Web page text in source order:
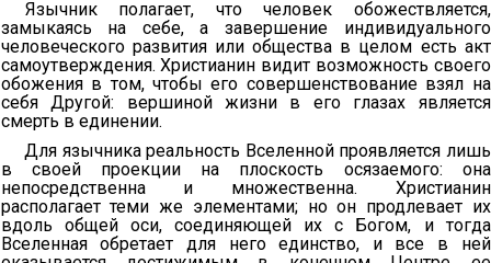
Язычник полагает, что человек обожествляется,
замыкаясь на себе, а завершение индивидуального
человеческого развития или общества в целом есть акт
самоутверждения. Христианин видит возможность своего
обожения в том, чтобы его совершенствование взял на
себя Другой: вершиной жизни в его глазах является
смерть в единении.
Для язычника реальность Вселенной проявляется лишь
в своей проекции на плоскость осязаемого: она
непосредственна и множественна. Христианин
располагает теми же элементами; но он продлевает их
вдоль общей оси, соединяющей их с Богом, и тогда
Вселенная обретает для него единство, и все в ней